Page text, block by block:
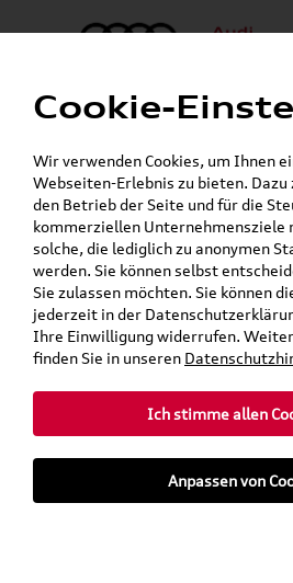
Menü
24h-Pannenhilfe:+49 (0)171 / 870 72
Gerade geöffnet
Verkauf:
Mo. - Fr. 08:00 - 19:00 Uhr Sa.
Service:Mo. - Fr. 06:00 - 20:00 Uhr Sa.
teilen Twitter Instagram
Audi
Taschen & Gepäck
Mein
Cookie-
Wir verwenden Cookies, um Ihnen
Webseiten-Erlebnis zu bieten. Dazu
den Betrieb der Seite und für die
kommerziellen Unternehmensziele
solche, die lediglich zu anonymen
werden. Sie können selbst
Sie zulassen möchten. Sie können
jederzeit in der
Ihre Einwilligung widerrufen.
finden Sie in unseren
Ich stimme allen
Anpassen von